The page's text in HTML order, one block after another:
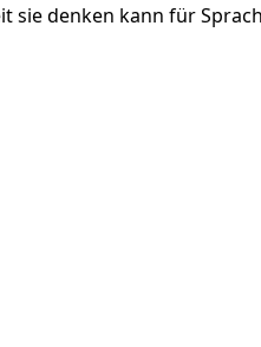
denken kann für